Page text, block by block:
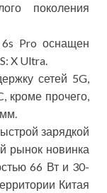
поколения
Pro оснащен
X Ultra.
сетей 5G,
кроме прочего,
зарядкой
рынок новинка
66 Вт и 30-
Китая